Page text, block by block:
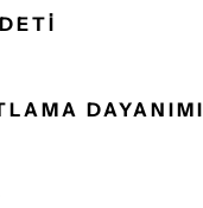
DAYANIMI